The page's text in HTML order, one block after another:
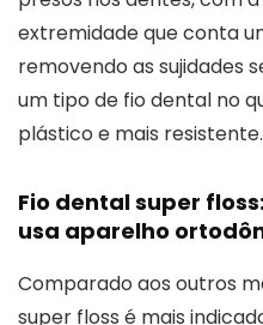
extremidade que conta
removendo as sujidades
um tipo de fio dental no
plástico e mais resistente.
Fio dental super
usa aparelho
Comparado aos outros
super floss é mais